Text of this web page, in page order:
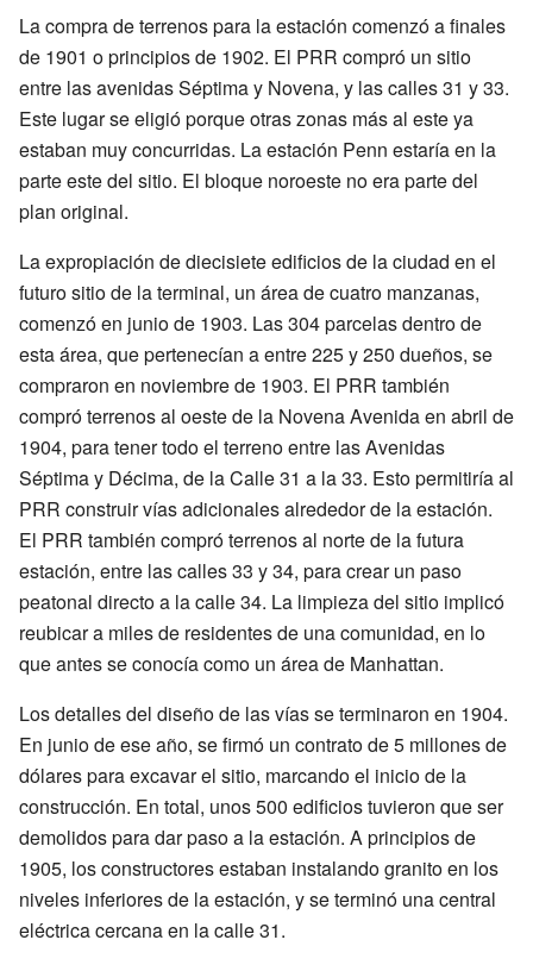
La compra de terrenos para la estación comenzó a finales
de 1901 o principios de 1902. El PRR compró un sitio
entre las avenidas Séptima y Novena, y las calles 31 y 33.
Este lugar se eligió porque otras zonas más al este ya
estaban muy concurridas. La estación Penn estaría en la
parte este del sitio. El bloque noroeste no era parte del
plan original.
La expropiación de diecisiete edificios de la ciudad en el
futuro sitio de la terminal, un área de cuatro manzanas,
comenzó en junio de 1903. Las 304 parcelas dentro de
esta área, que pertenecían a entre 225 y 250 dueños, se
compraron en noviembre de 1903. El PRR también
compró terrenos al oeste de la Novena Avenida en abril de
1904, para tener todo el terreno entre las Avenidas
Séptima y Décima, de la Calle 31 a la 33. Esto permitiría al
PRR construir vías adicionales alrededor de la estación.
El PRR también compró terrenos al norte de la futura
estación, entre las calles 33 y 34, para crear un paso
peatonal directo a la calle 34. La limpieza del sitio implicó
reubicar a miles de residentes de una comunidad, en lo
que antes se conocía como un área de Manhattan.
Los detalles del diseño de las vías se terminaron en 1904.
En junio de ese año, se firmó un contrato de 5 millones de
dólares para excavar el sitio, marcando el inicio de la
construcción. En total, unos 500 edificios tuvieron que ser
demolidos para dar paso a la estación. A principios de
1905, los constructores estaban instalando granito en los
niveles inferiores de la estación, y se terminó una central
eléctrica cercana en la calle 31.